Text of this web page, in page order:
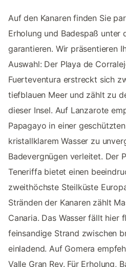
Auf den Kanaren finden Sie
Erholung und Badespaß unter
garantieren. Wir präsentieren
Auswahl: Der Playa de
Fuerteventura erstreckt sich
tiefblauen Meer und zählt zu
dieser Insel. Auf Lanzarote
Papagayo in einer
kristallklarem Wasser zu
Badevergnügen verleitet. Der
Teneriffa bietet einen
zweithöchste Steilküste
Stränden der Kanaren zählt
Canaria. Das Wasser fällt hier
feinsandige Strand zwischen
einladend. Auf Gomera
Valle Gran Rey. Für Erholung,